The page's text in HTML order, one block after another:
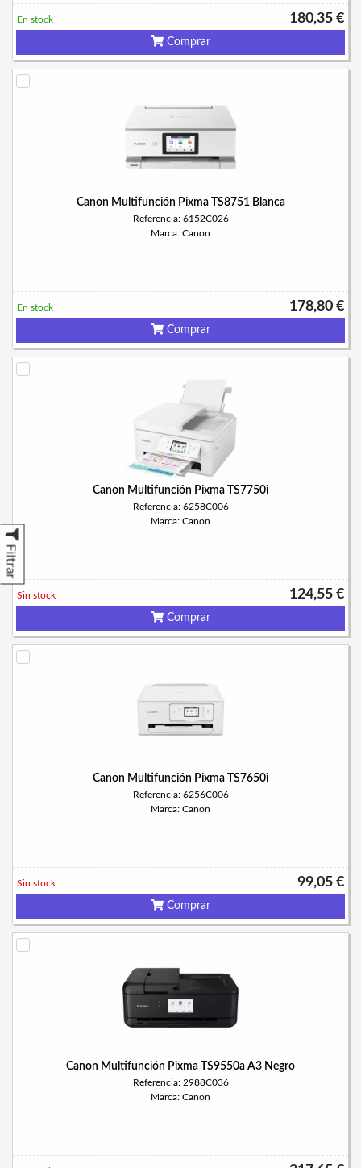
Filtrar
180,35 €
En stock
Comprar
Canon Multifunción Pixma TS8751 Blanca
Referencia: 6152C026
Marca: Canon
178,80 €
En stock
Comprar
Canon Multifunción Pixma TS7750i
Referencia: 6258C006
Marca: Canon
124,55 €
Sin stock
Comprar
Canon Multifunción Pixma TS7650i
Referencia: 6256C006
Marca: Canon
99,05 €
Sin stock
Comprar
Canon Multifunción Pixma TS9550a A3 Negro
Referencia: 2988C036
Marca: Canon